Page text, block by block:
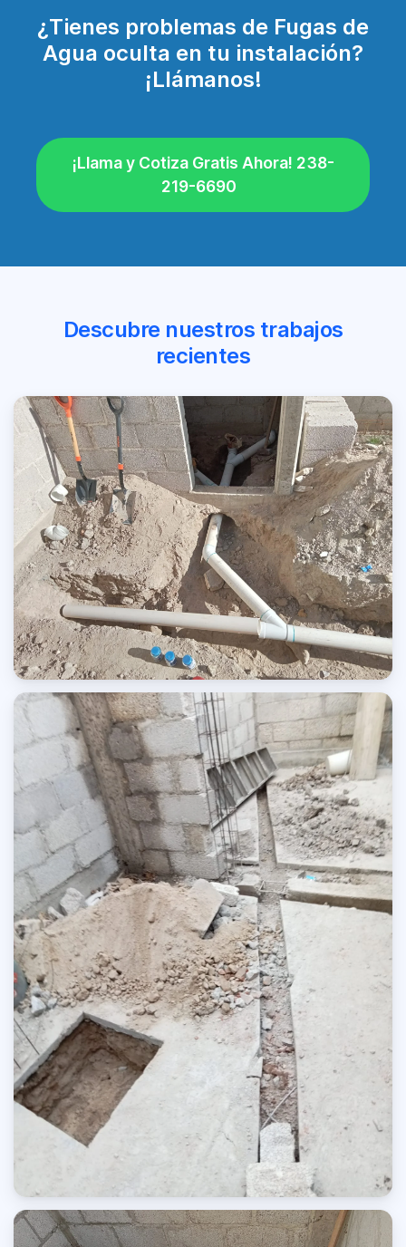
¿Tienes problemas de Fugas de
Agua oculta en tu instalación?
¡Llámanos!
¡Llama y Cotiza Gratis Ahora! 238-
219-6690
Descubre nuestros trabajos
recientes